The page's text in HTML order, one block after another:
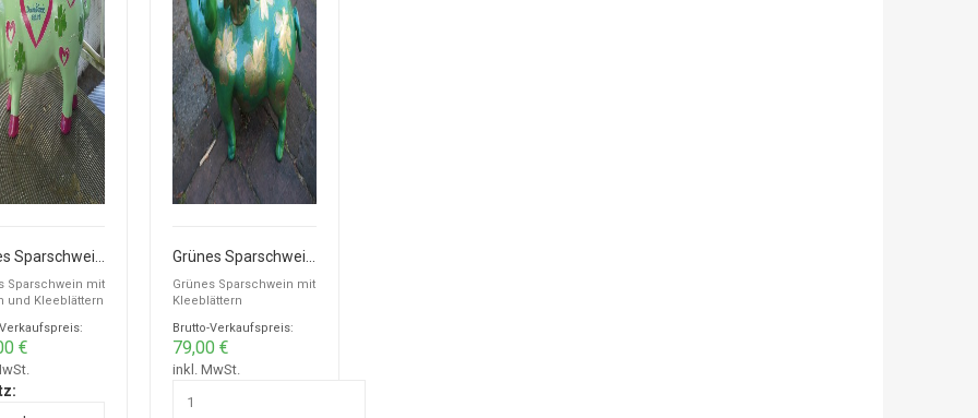
Sparschwein mit
und Kleeblättern
€
Grünes Sparschwein mit
Kleeblättern
Brutto-Verkaufspreis:
79,00 €
inkl. MwSt.